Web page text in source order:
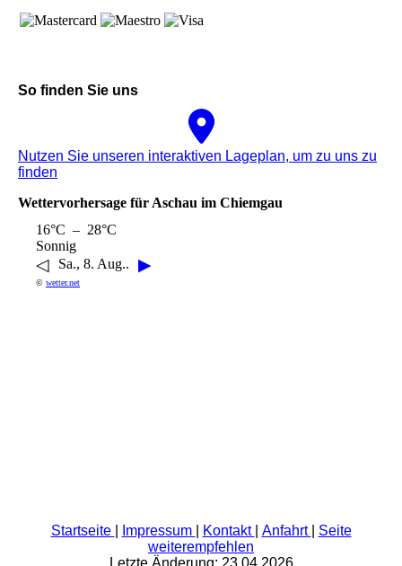
So finden Sie uns
Nutzen Sie unseren interaktiven La­ge­plan, um zu uns zu
finden
Wettervorhersage für Aschau im Chiemgau
16°C – 28°C
Sonnig
◁ Sa., 8. Aug.. ▶
© wetter.net
Startseite Impressum Kontakt Anfahrt
Seite
weiterempfehlen
Letzte Änderung: 23.04.2026